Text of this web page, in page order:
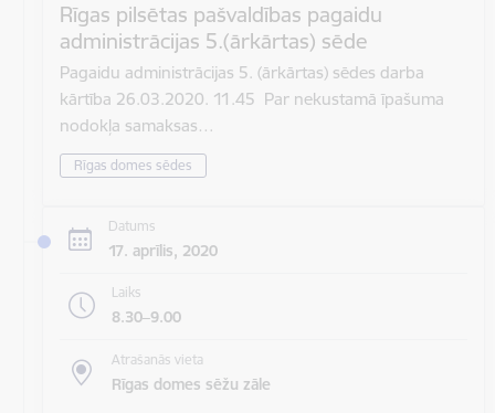
Rīgas pilsētas pašvaldības pagaidu
administrācijas 5.(ārkārtas) sēde
Pagaidu administrācijas 5. (ārkārtas) sēdes darba
kārtība 26.03.2020. 11.45 Par nekustamā īpašuma
nodokļa samaksas…
Rīgas domes sēdes
Datums
17. aprīlis, 2020
Laiks
8.30–9.00
Atrašanās vieta
Rīgas domes sēžu zāle